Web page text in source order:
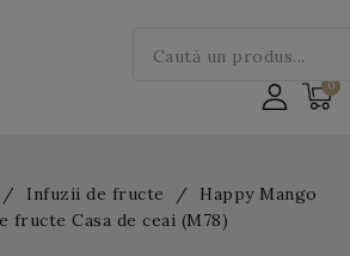
Infuzii de fructe
Happy Mango
fructe Casa de ceai (M78)